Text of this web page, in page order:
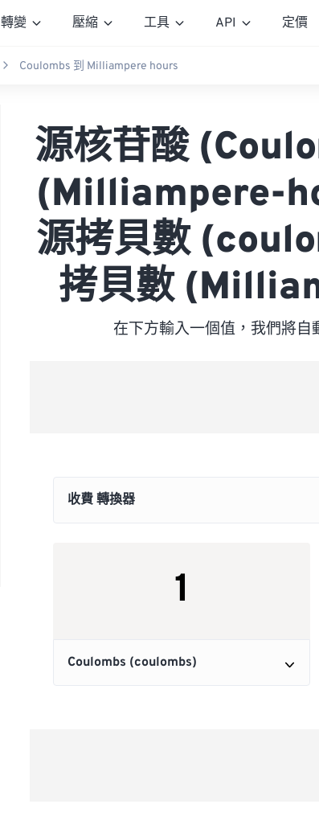
轉變 壓縮 工具 API 定價
Coulombs 到 Milliampere hours
源核苷酸
(Milliampere-
源拷貝數
拷貝數
在下方輸入一個值，我們將